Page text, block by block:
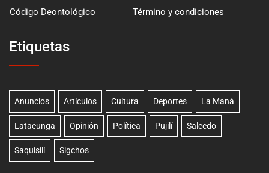
Código Deontológico
Término y condiciones
Etiquetas
Anuncios Artículos Cultura Deportes La Maná
Latacunga Opinión Política Pujilí Salcedo
Saquisilí Sigchos